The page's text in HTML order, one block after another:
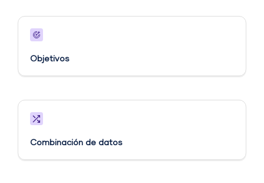
Objetivos​
Combinación de datos